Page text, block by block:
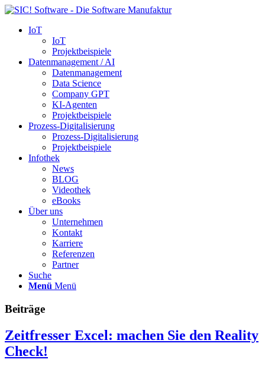
IoT
IoT
Projektbeispiele
Datenmanagement / AI
Datenmanagement
Data Science
Company GPT
KI-Agenten
Projektbeispiele
Prozess-Digitalisierung
Prozess-Digitalisierung
Projektbeispiele
Infothek
News
BLOG
Videothek
eBooks
Über uns
Unternehmen
Kontakt
Karriere
Referenzen
Partner
Suche
Menü Menü
Beiträge
Zeitfresser Excel: machen Sie den Reality
Check!